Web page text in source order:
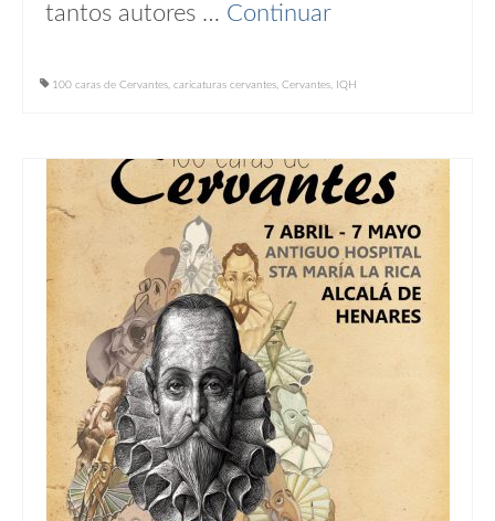
tantos autores … Continuar
100 caras de Cervantes, caricaturas cervantes, Cervantes, IQH